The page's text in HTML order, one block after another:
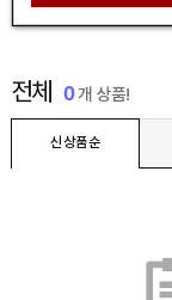
전체 0개 상품!
신상품순